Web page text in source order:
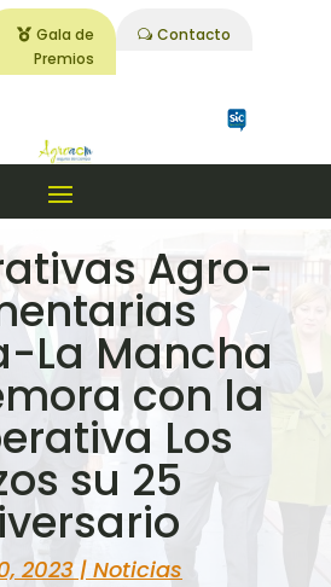
Gala de
Premios
Contacto
Agro-
La Mancha
con la
Los
su 25
2023| Noticias